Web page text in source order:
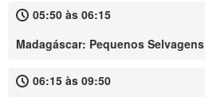
05:50 às 06:15
Madagáscar: Pequenos Selvagens
06:15 às 09:50